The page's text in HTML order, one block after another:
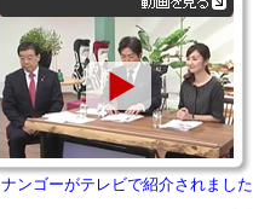
ナンゴーがテレビで紹介されました